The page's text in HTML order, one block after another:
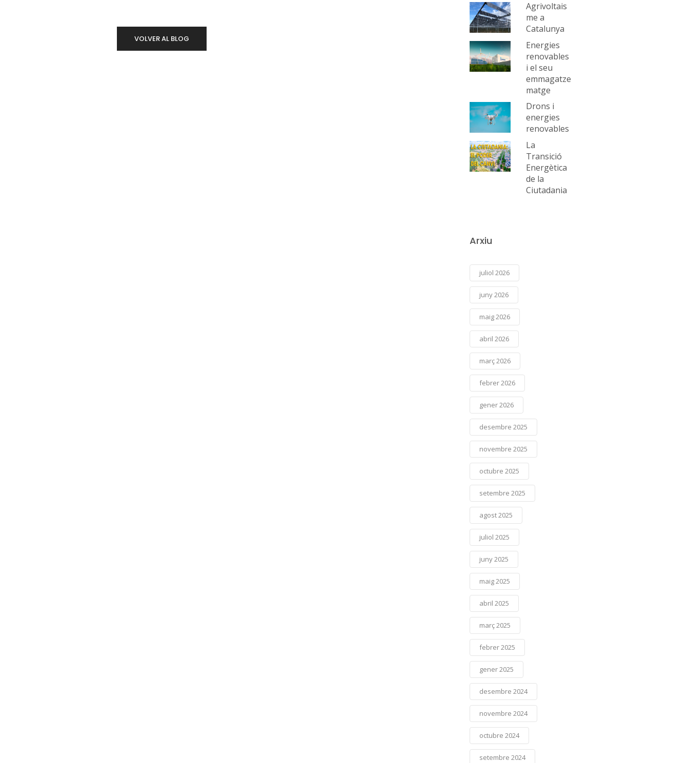
VOLVER AL BLOG
Agrivoltais
me a
Catalunya
Energies
renovables
i el seu
emmagatze
matge
Drons i
energies
renovables
La
Transició
Energètica
de la
Ciutadania
Arxiu
juliol 2026
juny 2026
maig 2026
abril 2026
març 2026
febrer 2026
gener 2026
desembre 2025
novembre 2025
octubre 2025
setembre 2025
agost 2025
juliol 2025
juny 2025
maig 2025
abril 2025
març 2025
febrer 2025
gener 2025
desembre 2024
novembre 2024
octubre 2024
setembre 2024